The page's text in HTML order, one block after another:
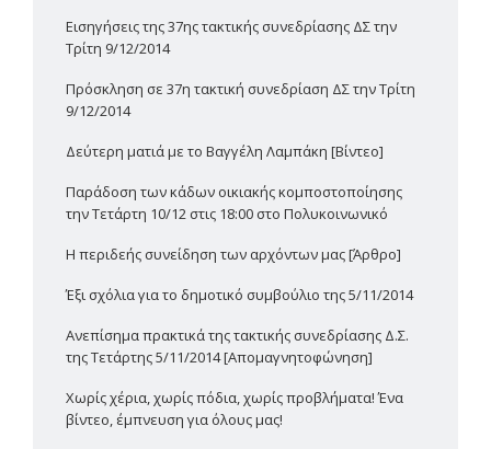
Εισηγήσεις της 37ης τακτικής συνεδρίασης ΔΣ την
Τρίτη 9/12/2014
Πρόσκληση σε 37η τακτική συνεδρίαση ΔΣ την Τρίτη
9/12/2014
Δεύτερη ματιά με το Βαγγέλη Λαμπάκη [Βίντεο]
Παράδοση των κάδων οικιακής κομποστοποίησης
την Τετάρτη 10/12 στις 18:00 στο Πολυκοινωνικό
H περιδεής συνείδηση των αρχόντων μας [Άρθρο]
Έξι σχόλια για το δημοτικό συμβούλιο της 5/11/2014
Ανεπίσημα πρακτικά της τακτικής συνεδρίασης Δ.Σ.
της Τετάρτης 5/11/2014 [Απομαγνητοφώνηση]
Χωρίς χέρια, χωρίς πόδια, χωρίς προβλήματα! Ένα
βίντεο, έμπνευση για όλους μας!